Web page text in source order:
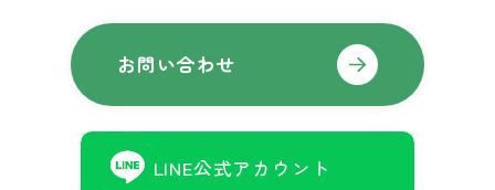
お問い合わせ
LINE公式アカウント